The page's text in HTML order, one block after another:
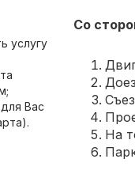
услугу
Вас
Со
На